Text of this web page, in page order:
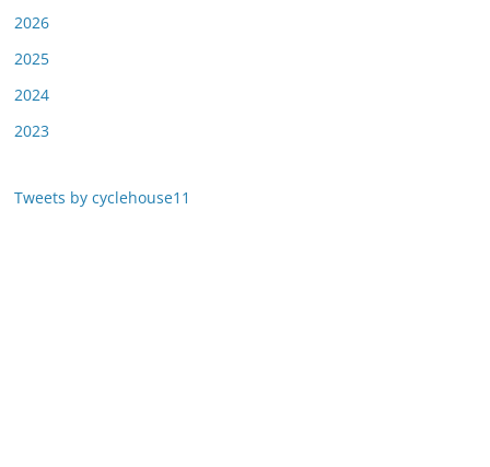
2026
2025
2024
2023
Tweets by cyclehouse11